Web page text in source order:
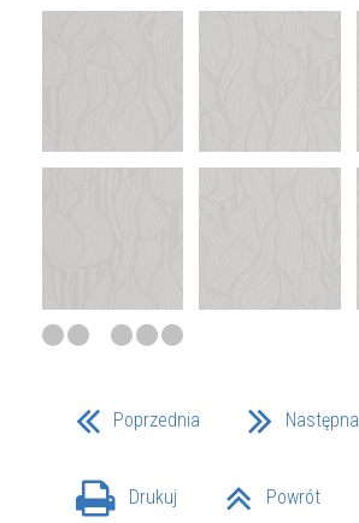
Poprzednia Następna
Drukuj Powrót